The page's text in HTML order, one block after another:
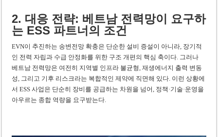
2. 대응 전략: 베트남 전력망이 요구하
는 ESS 파트너의 조건
EVN이 추진하는 송변전망 확충은 단순한 설비 증설이 아니라, 장기적
인 전력 자립과 수급 안정화를 위한 구조 개편의 핵심 축이다. 그러나
베트남 전력망은 여전히 지역별 인프라 불균형, 재생에너지 출력 변동
성, 그리고 기후 리스크라는 복합적인 제약에 직면해 있다. 이런 상황에
서 ESS 사업은 단순히 장비를 공급하는 차원을 넘어, 정책·기술·운영을
아우르는 종합 역량을 요구받는다.